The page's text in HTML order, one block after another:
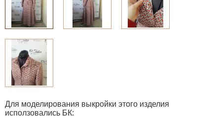
Для моделирования выкройки этого изделия
исползовались БК: